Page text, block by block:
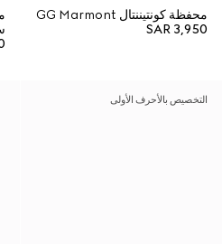
محفظة كونتيننتال GG Marmont
SAR 3,950
التخصيص بالأحرف الأولى